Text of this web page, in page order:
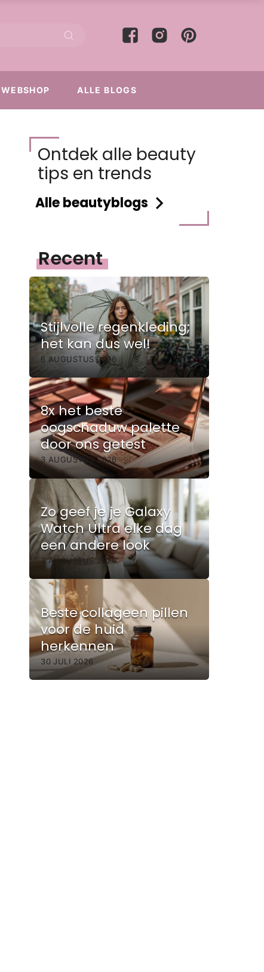
WEBSHOP ALLE BLOGS
Ontdek alle beauty
tips en trends
Alle beautyblogs
Recent
Stijlvolle regenkleding;
het kan dus wel!
6 AUGUSTUS 2026
8x het beste
oogschaduw palette
door ons getest
3 AUGUSTUS 2026
Zo geef je je Galaxy
Watch Ultra elke dag
een andere look
3 AUGUSTUS 2026
Beste collageen pillen
voor de huid
herkennen
30 JULI 2026